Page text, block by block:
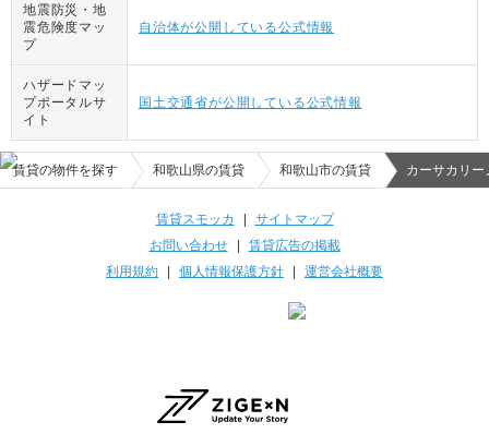
地震防災・地
震危険度マッ
プ
自治体が公開している公式情報
ハザードマッ
プポータルサ
イト
国土交通省が公開している公式情報
賃貸の物件を探す 和歌山県の賃貸 和歌山市の賃貸 カーサカリー
賃貸スモッカ | サイトマップ
お問い合わせ| 賃貸広告の掲載
利用規約 | 個人情報保護方針 | 運営会社概要